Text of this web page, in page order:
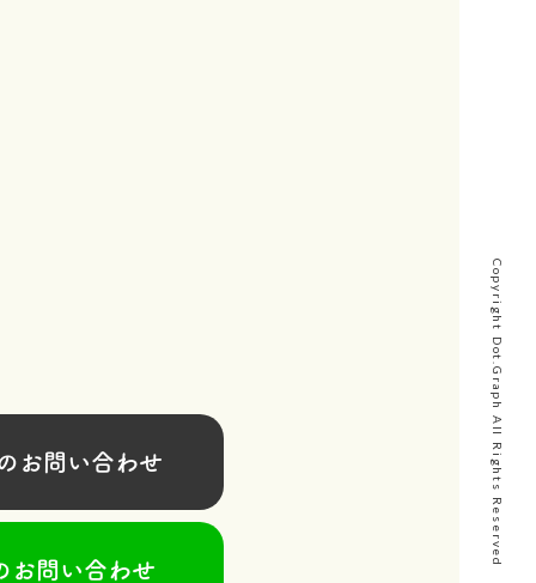
Copyright Dot.Graph All Rights Reserved
問い合わせ
問い合わせ